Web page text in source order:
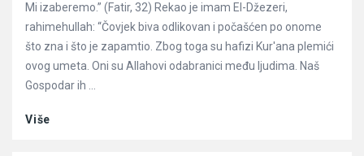
Mi izaberemo.” (Fatir, 32) Rekao je imam El-Džezeri,
rahimehullah: “Čovjek biva odlikovan i počašćen po onome
što zna i što je zapamtio. Zbog toga su hafizi Kur'ana plemići
ovog umeta. Oni su Allahovi odabranici među ljudima. Naš
Gospodar ih ...
Više